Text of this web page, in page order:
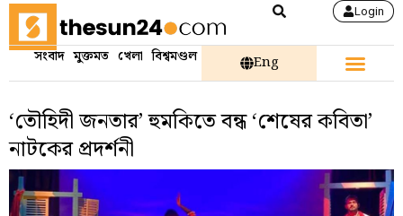
Login
সংবাদ মুক্তমত খেলা বিশ্বমণ্ডল Eng
‘তৌহিদী জনতার’ হুমকিতে বন্ধ ‘শেষের কবিতা’
নাটকের প্রদর্শনী